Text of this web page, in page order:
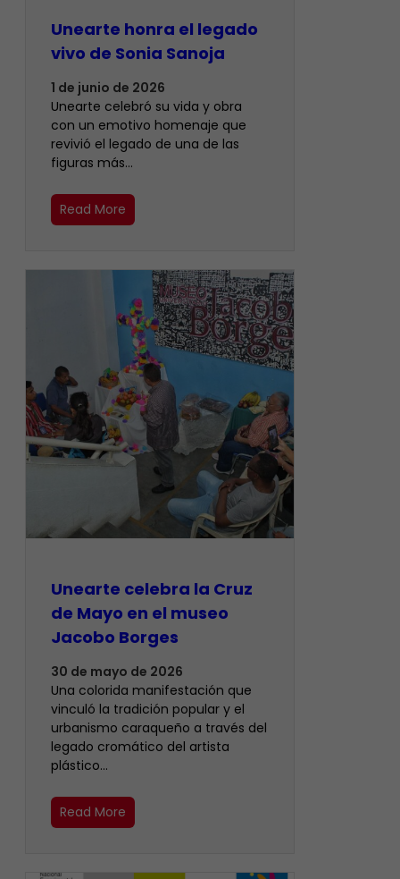
Unearte honra el legado
vivo de Sonia Sanoja
1 de junio de 2026
Unearte celebró su vida y obra
con un emotivo homenaje que
revivió el legado de una de las
figuras más…
Read More
Unearte celebra la Cruz
de Mayo en el museo
Jacobo Borges
30 de mayo de 2026
Una colorida manifestación que
vinculó la tradición popular y el
urbanismo caraqueño a través del
legado cromático del artista
plástico…
Read More